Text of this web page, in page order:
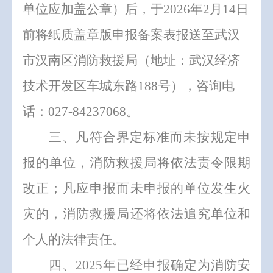
单位应加盖公章）后，于2026年2月 14 日
前将纸质盖章版申报备案表报送至武汉
市汉南区消防救援局 （地址：武汉经济
技术开发区车城东路188号）
，咨询电
话：027-84237068。
三、凡符合界定标准而未按规定申
报的单位，消防救援局将依法责令限期
改正 ； 凡应申报而未申报的单位发生火
灾的，消防救援局还将依法追究单位和
个人的法律责任。
四、 2025年已经申报确定为消防安